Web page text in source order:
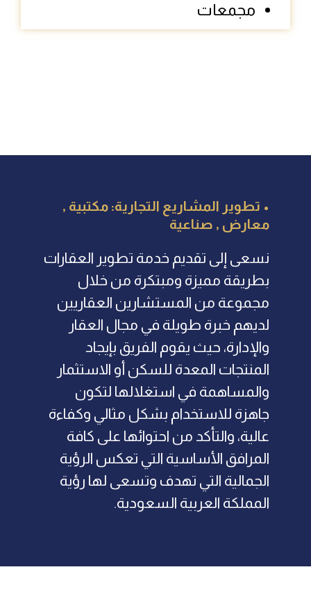
مجمعات
• تطوير المشاريع التجارية: مكتبية ,
معارض , صناعية
نسعى إلى تقديم خدمة تطوير العقارات
بطريقة مميزة ومبتكرة من خلال
مجموعة من المستشارين العقاريين
لديهم خبرة طويلة في مجال العقار
والإدارة، حيث يقوم الفريق بإيجاد
المنتجات المعدة للسكن أو الاستثمار
والمساهمة في استغلالها لتكون
جاهزة للاستخدام بشكل مثالي وكفاءة
عالية، والتأكد من احتوائها على كافة
المرافق الأساسية التي تعكس الرؤية
الجمالية التي تهدف وتسعى لها رؤية
المملكة العربية السعودية.